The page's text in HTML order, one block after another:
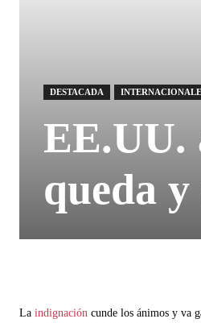
DESTACADA
EE.UU.
queda
La indignación cunde los ánimos y va